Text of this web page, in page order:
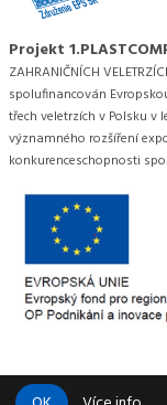
Projekt
ZAHRANIČNÍCH
spolufinancován
třech veletrzích v Polsku v
významného rozšíření
konkurenceschopnosti